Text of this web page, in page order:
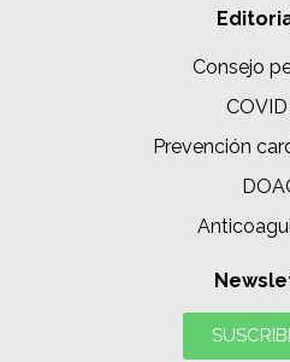
Consejo
COVID
Prevención